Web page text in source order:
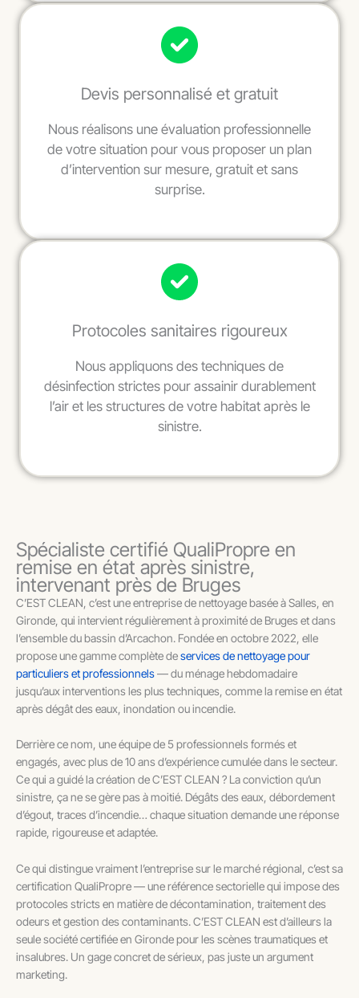
Devis personnalisé et gratuit
Nous réalisons une évaluation professionnelle
de votre situation pour vous proposer un plan
d’intervention sur mesure, gratuit et sans
surprise.
Protocoles sanitaires rigoureux
Nous appliquons des techniques de
désinfection strictes pour assainir durablement
l’air et les structures de votre habitat après le
sinistre.
Spécialiste certifié QualiPropre en
remise en état après sinistre,
intervenant près de Bruges
C’EST CLEAN, c’est une entreprise de nettoyage basée à Salles, en
Gironde, qui intervient régulièrement à proximité de Bruges et dans
l’ensemble du bassin d’Arcachon. Fondée en octobre 2022, elle
propose une gamme complète deservices de nettoyage pour
particuliers et professionnels— du ménage hebdomadaire
jusqu’aux interventions les plus techniques, comme la remise en état
après dégât des eaux, inondation ou incendie.
Derrière ce nom, une équipe de 5 professionnels formés et
engagés, avec plus de 10 ans d’expérience cumulée dans le secteur.
Ce qui a guidé la création de C’EST CLEAN ? La conviction qu’un
sinistre, ça ne se gère pas à moitié. Dégâts des eaux, débordement
d’égout, traces d’incendie… chaque situation demande une réponse
rapide, rigoureuse et adaptée.
Ce qui distingue vraiment l’entreprise sur le marché régional, c’est sa
certification QualiPropre — une référence sectorielle qui impose des
protocoles stricts en matière de décontamination, traitement des
odeurs et gestion des contaminants. C’EST CLEAN est d’ailleurs la
seule société certifiée en Gironde pour les scènes traumatiques et
insalubres. Un gage concret de sérieux, pas juste un argument
marketing.